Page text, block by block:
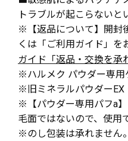
トラブルが起こらないと
※【返品について】開封
くは「ご利用ガイド」を
ガイド「返品・交換を承
※ハルメク パウダー専用
※旧ミネラルパウダーEX
※【パウダー専用パフa
毛面ではないので、使用
※のし包装は承れません。